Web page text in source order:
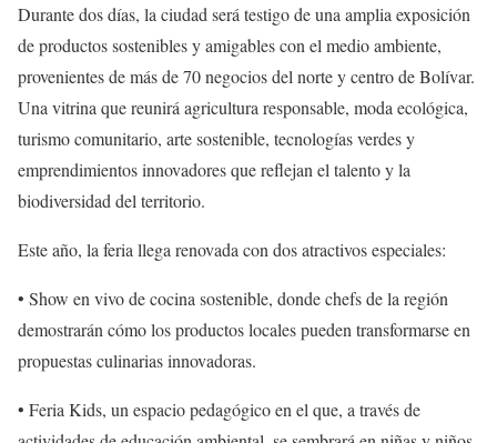
Durante dos días, la ciudad será testigo de una amplia exposición
de productos sostenibles y amigables con el medio ambiente,
provenientes de más de 70 negocios del norte y centro de Bolívar.
Una vitrina que reunirá agricultura responsable, moda ecológica,
turismo comunitario, arte sostenible, tecnologías verdes y
emprendimientos innovadores que reflejan el talento y la
biodiversidad del territorio.
Este año, la feria llega renovada con dos atractivos especiales:
• Show en vivo de cocina sostenible, donde chefs de la región
demostrarán cómo los productos locales pueden transformarse en
propuestas culinarias innovadoras.
• Feria Kids, un espacio pedagógico en el que, a través de